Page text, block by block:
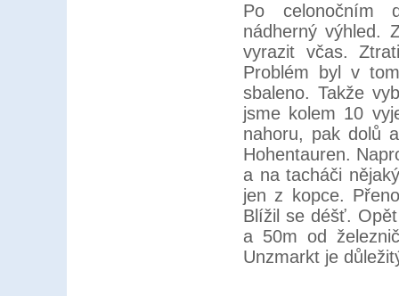
Po celonočním
nádherný výhled.
vyrazit včas.
Problém byl v
sbaleno. Takže
jsme kolem 10
nahoru, pak dolů
Hohentauren.
a na tacháči
jen z kopce.
Blížil se déšť.
a 50m od
Unzmarkt je